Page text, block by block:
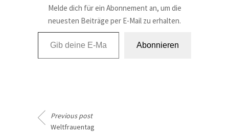
Melde dich für ein Abonnement an, um die
neuesten Beiträge per E-Mail zu erhalten.
Gib deine E-Mail-Adresse ein ...
Abonnieren
Previous post
Weltfrauentag